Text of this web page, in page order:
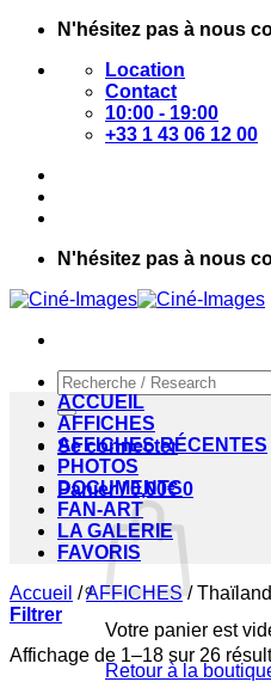
Passer
contenu
N'hésitez pas à nous
Location
Contact
10:00 - 19:00
+33 1 43 06 12 00
N'hésitez pas à nous
Recherche
pour :
Se connecter
Panier /0,00€ 0
Votre panier est
Retour à la
ACCUEIL
AFFICHES
AFFICHES RÉCENTES
PHOTOS
DOCUMENTS
FAN-ART
LA GALERIE
FAVORIS
Accueil /AFFICHES /
Filtrer
Affichage de 1–18 sur 26